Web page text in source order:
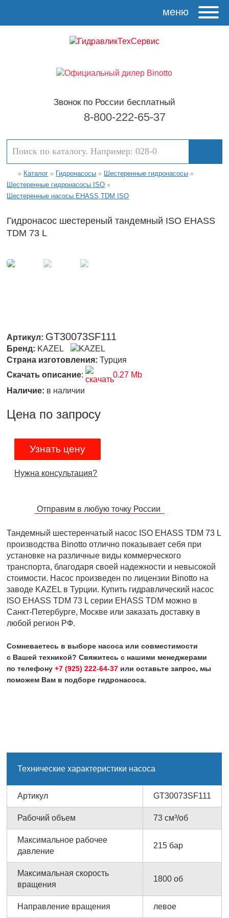
меню
Звонок по России бесплатный
8-800-222-65-37
» Каталог » Гидронасосы » Шестеренные гидронасосы »
Шестеренные гидронасосы ISO »
Шестеренные насосы EHASS TDM ISO
Гидронасос шестереный тандемный ISO EHASS
TDM 73 L
Артикул: GT30073SF111
Бренд: KAZEL
Страна изготовления: Турция
Скачать описание:
0.27 Mb
Наличие: в наличии
Цена по запросу
Узнать цену
Нужна консультация?
Отправим в любую точку России
Тандемный шестеренчатый насос ISO EHASS TDM 73 L
производства Binotto отлично показывает себя при
установке на различные виды коммерческого
транспорта, благодаря своей надежности и невысокой
стоимости. Насос произведен по лицензии Binotto на
заводе KAZEL в Турции. Купить гидравлический насос
ISO EHASS TDM 73 L серии EHASS TDM можно в
Санкт-Петербурге, Москве или заказать доставку в
любой регион РФ.
Сомневаетесь в выборе насоса или совместимости
с Вашей техникой? Свяжитесь с нашими менеджерами
по телефону+7 (925) 222-64-37 или оставьте запрос, мы
поможем Вам в подборе гидронасоса.
Технические характеристики насоса
Артикул GT30073SF111
Рабочий объем 73 см³/об
Максимальное рабочее
давление
215 бар
Максимальная скорость
вращения
1800 об
Направление вращения левое